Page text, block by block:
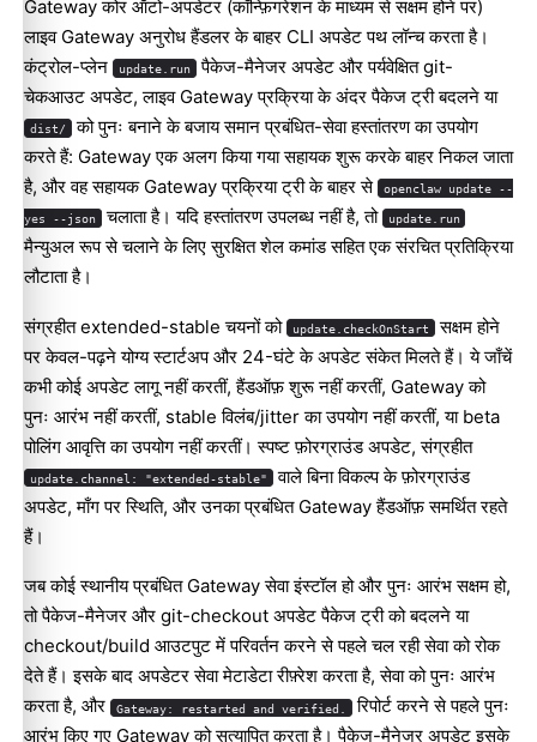
Gateway कोर ऑटो-अपडेटर (कॉन्फ़िगरेशन के माध्यम से सक्षम होने पर)
लाइव Gateway अनुरोध हैंडलर के बाहर CLI अपडेट पथ लॉन्च करता है।
कंट्रोल-प्लेन
update.run पैकेज-मैनेजर अपडेट और पर्यवेक्षित git-
चेकआउट अपडेट, लाइव Gateway प्रक्रिया के अंदर पैकेज ट्री बदलने या
dist/ को पुनः बनाने के बजाय समान प्रबंधित-सेवा हस्तांतरण का उपयोग
करते हैं: Gateway एक अलग किया गया सहायक शुरू करके बाहर निकल जाता
है, और वह सहायक Gateway प्रक्रिया ट्री के बाहर से
openclaw update --
yes --json चलाता है। यदि हस्तांतरण उपलब्ध नहीं है, तो update.run
मैन्युअल रूप से चलाने के लिए सुरक्षित शेल कमांड सहित एक संरचित प्रतिक्रिया
लौटाता है।
संग्रहीत extended-stable चयनों को update.checkOnStart सक्षम होने
पर केवल-पढ़ने योग्य स्टार्टअप और 24-घंटे के अपडेट संकेत मिलते हैं। ये जाँचें
कभी कोई अपडेट लागू नहीं करतीं, हैंडऑफ़ शुरू नहीं करतीं, Gateway को
पुनः आरंभ नहीं करतीं, stable विलंब/jitter का उपयोग नहीं करतीं, या beta
पोलिंग आवृत्ति का उपयोग नहीं करतीं। स्पष्ट फ़ोरग्राउंड अपडेट, संग्रहीत
update.channel: "extended-stable" वाले बिना विकल्प के फ़ोरग्राउंड
अपडेट, माँग पर स्थिति, और उनका प्रबंधित Gateway हैंडऑफ़ समर्थित रहते
हैं।
जब कोई स्थानीय प्रबंधित Gateway सेवा इंस्टॉल हो और पुनः आरंभ सक्षम हो,
तो पैकेज-मैनेजर और git-checkout अपडेट पैकेज ट्री को बदलने या
checkout/build आउटपुट में परिवर्तन करने से पहले चल रही सेवा को रोक
देते हैं। इसके बाद अपडेटर सेवा मेटाडेटा रीफ़्रेश करता है, सेवा को पुनः आरंभ
करता है, और
Gateway: restarted and verified.
रिपोर्ट करने से पहले पुनः
आरंभ किए गए Gateway को सत्यापित करता है। पैकेज-मैनेजर अपडेट इसके